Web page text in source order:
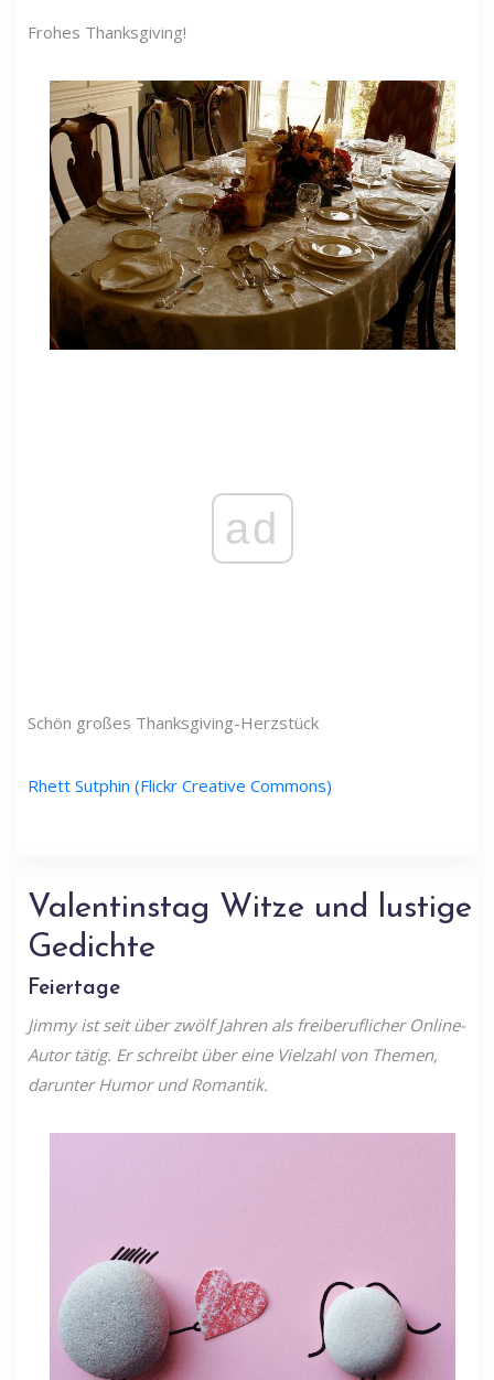
Frohes Thanksgiving!
ad
Schön großes Thanksgiving-Herzstück
Rhett Sutphin (Flickr Creative Commons)
Valentinstag Witze und lustige
Gedichte
Feiertage
Jimmy ist seit über zwölf Jahren als freiberuflicher Online-
Autor tätig. Er schreibt über eine Vielzahl von Themen,
darunter Humor und Romantik.